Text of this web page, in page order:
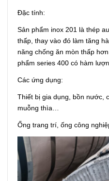
Đặc tính:
Sản phẩm inox 201 là thép
thấp, thay vào đó làm tăng
năng chống ăn mòn thấp
phẩm series 400 có hàm
Các ứng dụng:
Thiết bị gia dụng, bồn nước,
muỗng thìa…
Ống trang trí, ống công